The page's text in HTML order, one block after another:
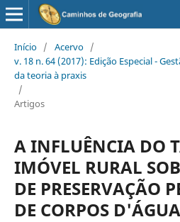
Início / Acervo /
v. 18 n. 64 (2017): Edição Especial -
da teoria à praxis
/
Artigos
A INFLUÊNCIA DO
IMÓVEL RURAL
DE PRESERVAÇÃO
DE CORPOS D'ÁGUA